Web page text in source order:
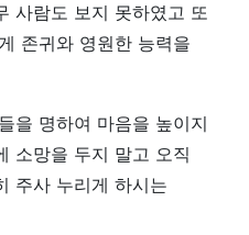
사람도 보지 못하였고 또
존귀와 영원한 능력을
을 명하여 마음을 높이지
소망을 두지 말고 오직
주사 누리게 하시는